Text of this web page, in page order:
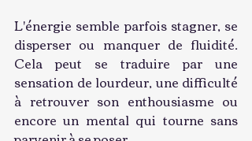
L'énergie semble parfois stagner, se
disperser ou manquer de fluidité.
Cela peut se traduire par une
sensation de lourdeur, une difficulté
à retrouver son enthousiasme ou
encore un mental qui tourne sans